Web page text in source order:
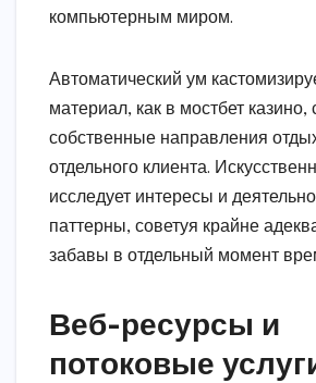
компьютерным миром.
Автоматический ум
материал, как в мостбет казино,
собственные направления
отдельного клиента.
исследует интересы и
паттерны, советуя крайне
забавы в отдельный момент
Веб-ресурсы и
потоковые